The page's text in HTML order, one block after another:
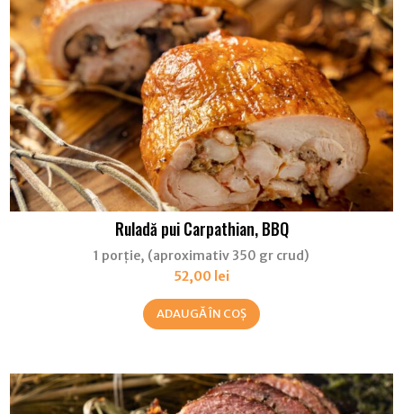
Ruladă pui Carpathian, BBQ
1 porție, (aproximativ 350 gr crud)
52,00 lei
ADAUGĂ ÎN COȘ